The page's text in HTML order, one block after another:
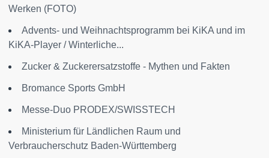
Werken (FOTO)
Advents- und Weihnachtsprogramm bei KiKA und im
KiKA-Player / Winterliche...
Zucker & Zuckerersatzstoffe - Mythen und Fakten
Bromance Sports GmbH
Messe-Duo PRODEX/SWISSTECH
Ministerium für Ländlichen Raum und
Verbraucherschutz Baden-Württemberg